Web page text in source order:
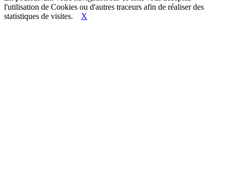
l'utilisation de Cookies ou d'autres traceurs afin de réaliser des
statistiques de visites. X